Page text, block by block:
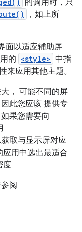
的调用时，只
，如上所
面以适应辅助屏
的 <style> 中指
来应用其他主题。
， 可能不同的屏
此您应该 提供专
果您需要向
获取与显示屏对应
用中选出最适合
度
阅